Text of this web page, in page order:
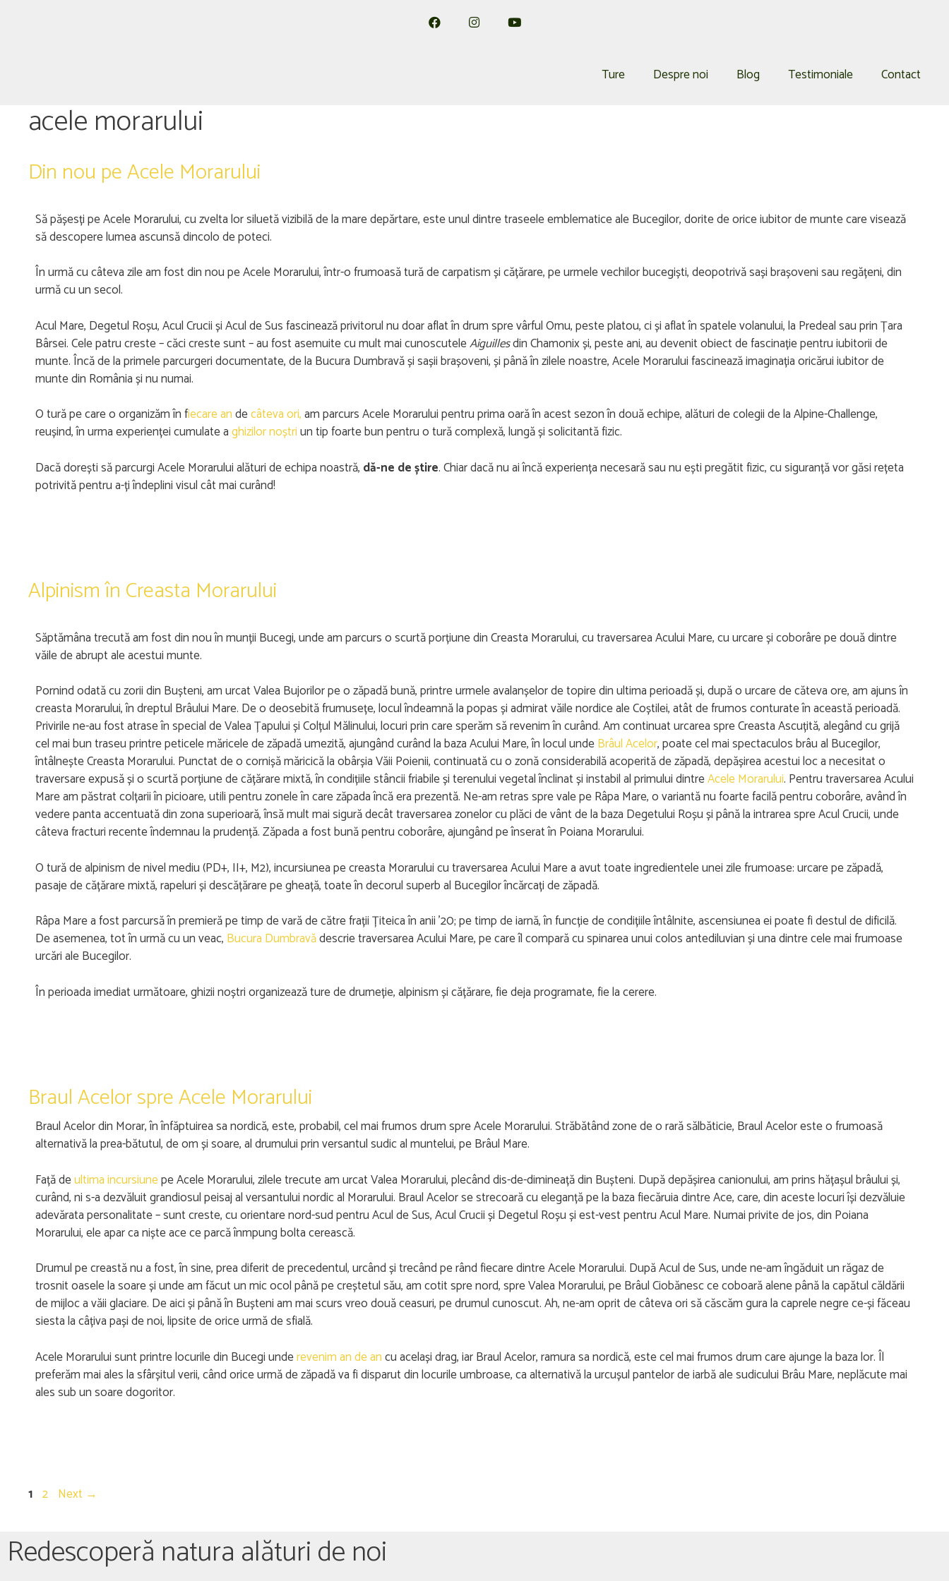
Ture Despre noi Blog Testimoniale Contact
acele morarului
Din nou pe Acele Morarului
Să pășesți pe Acele Morarului, cu zvelta lor siluetă vizibilă de la mare depărtare, este unul dintre traseele emblematice ale Bucegilor, dorite de orice iubitor de munte care visează
să descopere lumea ascunsă dincolo de poteci.
În urmă cu câteva zile am fost din nou pe Acele Morarului, într-o frumoasă tură de carpatism și cățărare, pe urmele vechilor bucegiști, deopotrivă sași brașoveni sau regățeni, din
urmă cu un secol.
Acul Mare, Degetul Roșu, Acul Crucii și Acul de Sus fascinează privitorul nu doar aflat în drum spre vârful Omu, peste platou, ci și aflat în spatele volanului, la Predeal sau prin Țara
Bârsei. Cele patru creste – căci creste sunt – au fost asemuite cu mult mai cunoscuteleAiguillesdin Chamonix și, peste ani, au devenit obiect de fascinație pentru iubitorii de
munte. Încă de la primele parcurgeri documentate, de la Bucura Dumbravă și sașii brașoveni, și până în zilele noastre, Acele Morarului fascinează imaginația oricărui iubitor de
munte din România și nu numai.
O tură pe care o organizăm în fiecare andecâteva ori,am parcurs Acele Morarului pentru prima oară în acest sezon în două echipe, alături de colegii de la Alpine-Challenge,
reușind, în urma experienței cumulate aghizilor noștriun tip foarte bun pentru o tură complexă, lungă și solicitantă fizic.
Dacă dorești să parcurgi Acele Morarului alături de echipa noastră, dă-ne de știre. Chiar dacă nu ai încă experiența necesară sau nu ești pregătit fizic, cu siguranță vor găsi rețeta
potrivită pentru a-ți îndeplini visul cât mai curând!
Alpinism în Creasta Morarului
Săptămâna trecută am fost din nou în munții Bucegi, unde am parcurs o scurtă porțiune din Creasta Morarului, cu traversarea Acului Mare, cu urcare și coborâre pe două dintre
văile de abrupt ale acestui munte.
Pornind odată cu zorii din Bușteni, am urcat Valea Bujorilor pe o zăpadă bună, printre urmele avalanșelor de topire din ultima perioadă și, după o urcare de căteva ore, am ajuns în
creasta Morarului, în dreptul Brâului Mare. De o deosebită frumusețe, locul îndeamnă la popas și admirat văile nordice ale Coștilei, atât de frumos conturate în această perioadă.
Privirile ne-au fost atrase în special de Valea Țapului și Colțul Mălinului, locuri prin care sperăm să revenim în curând. Am continuat urcarea spre Creasta Ascuțită, alegând cu grijă
cel mai bun traseu printre peticele măricele de zăpadă umezită, ajungând curând la baza Acului Mare, în locul undeBrâul Acelor, poate cel mai spectaculos brâu al Bucegilor,
întâlnește Creasta Morarului. Punctat de o cornișă măricică la obârșia Văii Poienii, continuată cu o zonă considerabilă acoperită de zăpadă, depășirea acestui loc a necesitat o
traversare expusă și o scurtă porțiune de cățărare mixtă, în condițiile stâncii friabile și terenului vegetal înclinat și instabil al primului dintreAcele Morarului. Pentru traversarea Acului
Mare am păstrat colțarii în picioare, utili pentru zonele în care zăpada încă era prezentă. Ne-am retras spre vale pe Râpa Mare, o variantă nu foarte facilă pentru coborâre, având în
vedere panta accentuată din zona superioară, însă mult mai sigură decât traversarea zonelor cu plăci de vânt de la baza Degetului Roșu și până la intrarea spre Acul Crucii, unde
câteva fracturi recente îndemnau la prudență. Zăpada a fost bună pentru coborâre, ajungând pe înserat în Poiana Morarului.
O tură de alpinism de nivel mediu (PD+, II+, M2), incursiunea pe creasta Morarului cu traversarea Acului Mare a avut toate ingredientele unei zile frumoase: urcare pe zăpadă,
pasaje de cățărare mixtă, rapeluri și descățărare pe gheață, toate în decorul superb al Bucegilor încărcați de zăpadă.
Râpa Mare a fost parcursă în premieră pe timp de vară de către frații Țiteica în anii ’20; pe timp de iarnă, în funcție de condițiile întâlnite, ascensiunea ei poate fi destul de dificilă.
De asemenea, tot în urmă cu un veac, Bucura Dumbravădescrie traversarea Acului Mare, pe care îl compară cu spinarea unui colos antediluvian și una dintre cele mai frumoase
urcări ale Bucegilor.
În perioada imediat următoare, ghizii noștri organizează ture de drumeție, alpinism și cățărare, fie deja programate, fie la cerere.
Braul Acelor spre Acele Morarului
Braul Acelor din Morar, în înfăptuirea sa nordică, este, probabil, cel mai frumos drum spre Acele Morarului. Străbătând zone de o rară sălbăticie, Braul Acelor este o frumoasă
alternativă la prea-bătutul, de om și soare, al drumului prin versantul sudic al muntelui, pe Brâul Mare.
Față deultima incursiunepe Acele Morarului, zilele trecute am urcat Valea Morarului, plecând dis-de-dimineață din Bușteni. După depășirea canionului, am prins hățașul brâului și,
curând, ni s-a dezvăluit grandiosul peisaj al versantului nordic al Morarului. Braul Acelor se strecoară cu eleganță pe la baza fiecăruia dintre Ace, care, din aceste locuri își dezvăluie
adevărata personalitate – sunt creste, cu orientare nord-sud pentru Acul de Sus, Acul Crucii și Degetul Roșu și est-vest pentru Acul Mare. Numai privite de jos, din Poiana
Morarului, ele apar ca niște ace ce parcă înmpung bolta cerească.
Drumul pe creastă nu a fost, în sine, prea diferit de precedentul, urcând și trecând pe rând fiecare dintre Acele Morarului. După Acul de Sus, unde ne-am îngăduit un răgaz de
trosnit oasele la soare și unde am făcut un mic ocol până pe creștetul său, am cotit spre nord, spre Valea Morarului, pe Brâul Ciobănesc ce coboară alene până la capătul căldării
de mijloc a văii glaciare. De aici și până în Bușteni am mai scurs vreo două ceasuri, pe drumul cunoscut. Ah, ne-am oprit de câteva ori să căscăm gura la caprele negre ce-și făceau
siesta la câțiva pași de noi, lipsite de orice urmă de sfială.
Acele Morarului sunt printre locurile din Bucegi underevenim an de ancu același drag, iar Braul Acelor, ramura sa nordică, este cel mai frumos drum care ajunge la baza lor. Îl
preferăm mai ales la sfârșitul verii, când orice urmă de zăpadă va fi disparut din locurile umbroase, ca alternativă la urcușul pantelor de iarbă ale sudicului Brâu Mare, neplăcute mai
ales sub un soare dogoritor.
1 2 Next →
Redescoperă natura alături de noi